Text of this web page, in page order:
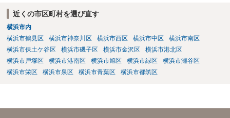
近くの市区町村を選び直す
横浜市内
横浜市鶴見区
横浜市神奈川区 横浜市西区 横浜市中区
横浜市南区
横浜市保土ケ谷区
横浜市磯子区 横浜市金沢区
横浜市港北区
横浜市戸塚区
横浜市港南区 横浜市旭区 横浜市緑区
横浜市瀬谷区
横浜市栄区
横浜市泉区 横浜市青葉区 横浜市都筑区